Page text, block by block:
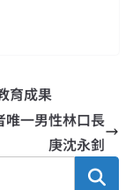
育成果
唯一男性林口長
庚沈永釗